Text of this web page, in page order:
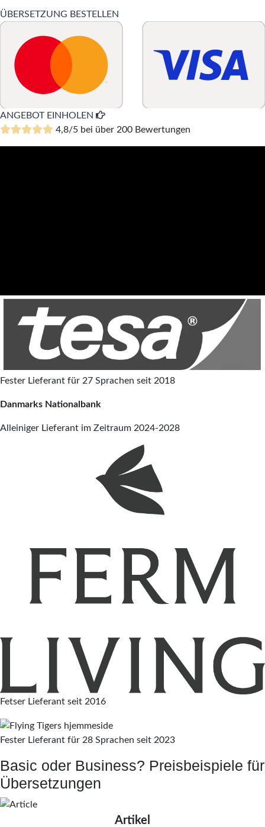
ÜBERSETZUNG BESTELLEN
ANGEBOT EINHOLEN
4,8/5 bei über 200 Bewertungen
Fester Lieferant für 27 Sprachen seit 2018
Danmarks Nationalbank
Alleiniger Lieferant im Zeitraum 2024-2028
Fetser Lieferant seit 2016
Fester Lieferant für 28 Sprachen seit 2023
Basic oder Business? Preisbeispiele für
Übersetzungen
Artikel